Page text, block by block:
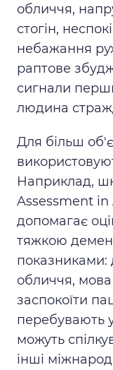
обличчя,
стогін,
небажання
раптове
сигнали
людина
Для більш
Наприклад,
Assessment
допомагає
тяжкою
показниками:
обличчя, мова
заспокоїти
перебувають
можуть
інші